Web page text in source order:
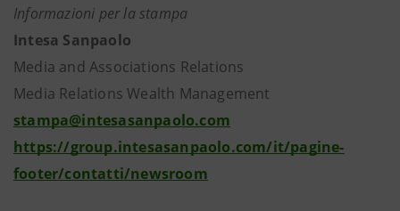
Informazioni per la stampa
Intesa Sanpaolo
Media and Associations Relations
Media Relations Wealth Management
stampa@intesasanpaolo.com
https://group.intesasanpaolo.com/it/pagine-
footer/contatti/newsroom